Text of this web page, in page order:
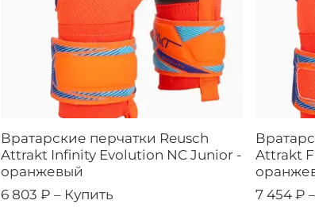
Вратарские перчатки Reusch
Attrakt Infinity Evolution NC Junior -
оранжевый
6 803 ₽ – Купить
Attrakt
7 454 ₽ –